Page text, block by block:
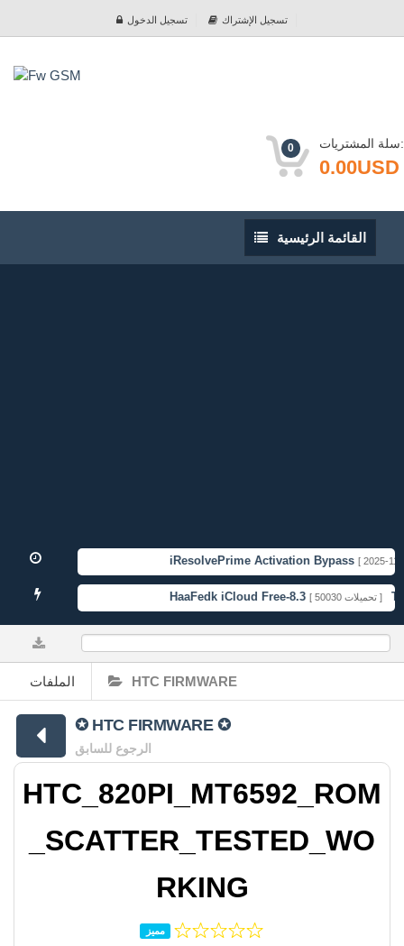
تسجيل الدخول تسجيل الإشتراك
0 سلة المشتريات:
0.00USD
القائمة
الرئيسية
القائمة الرئيسية
iResolvePrime Activation Bypass [ 2025-11-
HaaFedk iCloud Free-8.3 [ 50030 تحميلات ]
الملفات HTC FIRMWARE
✪ HTC FIRMWARE ✪
الرجوع للسابق
HTC_820PI_MT6592_ROM
_SCATTER_TESTED_WO
RKING
مميز